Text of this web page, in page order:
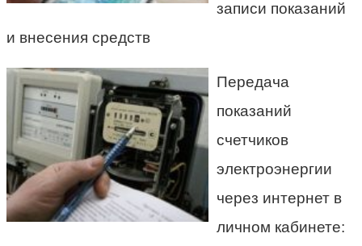
записи показаний
и внесения средств
Передача
показаний
счетчиков
электроэнергии
через интернет в
личном кабинете: